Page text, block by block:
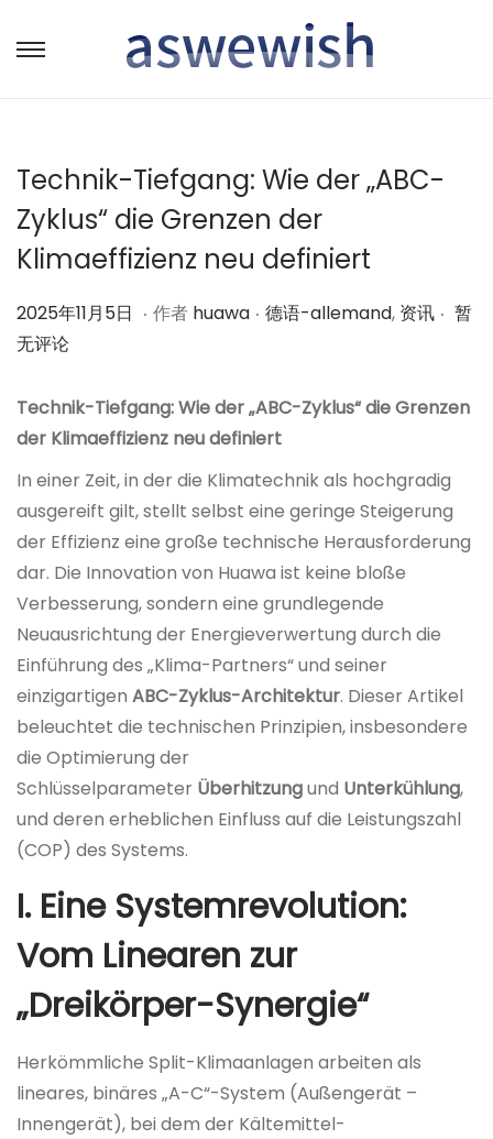
转
跳
Technik-Tiefgang: Wie der „ABC-
Zyklus“ die Grenzen der
Klimaeffizienz neu definiert
作
者
2025年11月5日 2
5
年
. 作者 huawa . 作
德语-allemand, 资讯 . 暂
无评论
Technik-Tiefgang: Wie der „ABC-Zyklus“ die Grenzen
der Klimaeffizienz neu definiert
In einer Zeit, in der die Klimatechnik als hochgradig
ausgereift gilt, stellt selbst eine geringe Steigerung
der Effizienz eine große technische Herausforderung
dar. Die Innovation von Huawa ist keine bloße
Verbesserung, sondern eine grundlegende
Neuausrichtung der Energieverwertung durch die
Einführung des „Klima-Partners“ und seiner
einzigartigen ABC-Zyklus-Architektur. Dieser Artikel
beleuchtet die technischen Prinzipien, insbesondere
die Optimierung der
Schlüsselparameter Überhitzungund Unterkühlung,
und deren erheblichen Einfluss auf die Leistungszahl
(COP) des Systems.
I. Eine Systemrevolution:
Vom Linearen zur
„Dreikörper-Synergie“
Herkömmliche Split-Klimaanlagen arbeiten als
lineares, binäres „A-C“-System (Außengerät –
Innengerät), bei dem der Kältemittel-